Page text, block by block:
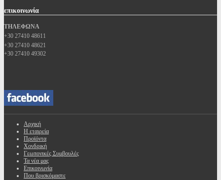
επικοινωνία
ΤΗΛΕΦΩΝΑ
+30 27410 48611
+30 27410 48621
+30 27410 49302
Αρχική
Η εταιρεία
Προϊόντα
Χονδρική
Γεωπονικές Συμβουλές
Τα νέα μας
Επικοινωνία
Που βρισκόμαστε